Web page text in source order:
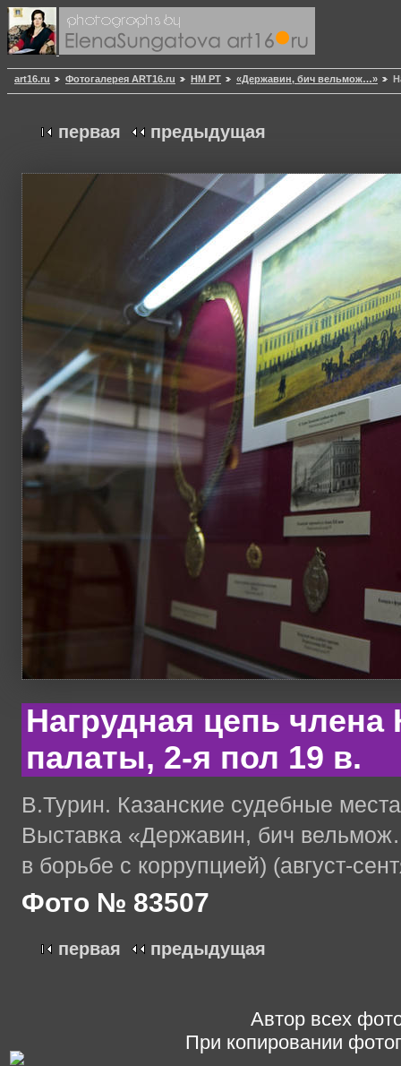
art16.ru Фотогалерея ART16.ru НМ РТ «Державин, бич вельмож…»
первая предыдущая
Нагрудная цепь члена
палаты, 2-я пол 19 в.
В.Турин. Казанские судебные
Выставка «Державин, бич
в борьбе с коррупцией) (август-
Фото № 83507
первая предыдущая
Автор всех
При копировании